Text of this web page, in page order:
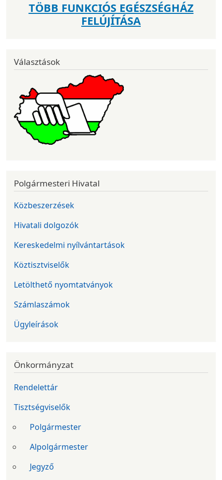
TÖBB FUNKCIÓS EGÉSZSÉGHÁZ
FELÚJÍTÁSA
Választások
Polgármesteri Hivatal
Közbeszerzések
Hivatali dolgozók
Kereskedelmi nyílvántartások
Köztisztviselők
Letölthető nyomtatványok
Számlaszámok
Ügyleírások
Önkormányzat
Rendelettár
Tisztségviselők
Polgármester
Alpolgármester
Jegyző